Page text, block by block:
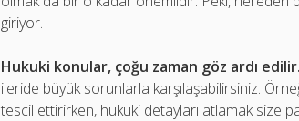
giriyor.
Hukuki konular, çoğu zaman göz ardı edilir.
ileride büyük sorunlarla karşılaşabilirsiniz.
tescil ettirirken, hukuki detayları atlamak size